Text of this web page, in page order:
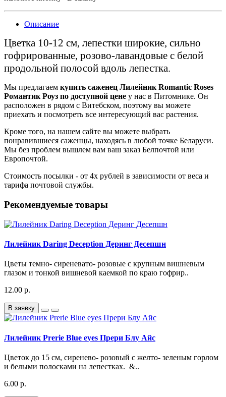
Описание
Цветка 10-12 см, лепестки широкие, сильно
гофрированные, розово-лавандовые с белой
продольной полосой вдоль лепестка.
Мы предлагаем купить саженец Лилейник Romantic Roses
Романтик Роуз по доступной цене у нас в Питомнике. Он
расположен в рядом с Витебском, поэтому вы можете
приехать и посмотреть все интересующий вас растения.
Кроме того, на нашем сайте вы можете выбрать
понравившиеся саженцы, находясь в любой точке Беларуси.
Мы без проблем вышлем вам ваш заказ Белпочтой или
Европочтой.
Стоимость посылки - от 4х рублей в зависимости от веса и
тарифа почтовой службы.
Рекомендуемые товары
Лилейник Daring Deception Деринг Десепшн
Цветы темно- сиреневато- розовые с крупным вишневым
глазом и тонкой вишневой каемкой по краю гофрир..
12.00 р.
В заявку
Лилейник Prerie Blue eyes Прери Блу Айс
Цветок до 15 см, сиренево- розовый с желто- зеленым горлом
и белыми полосками на лепестках. &..
6.00 р.